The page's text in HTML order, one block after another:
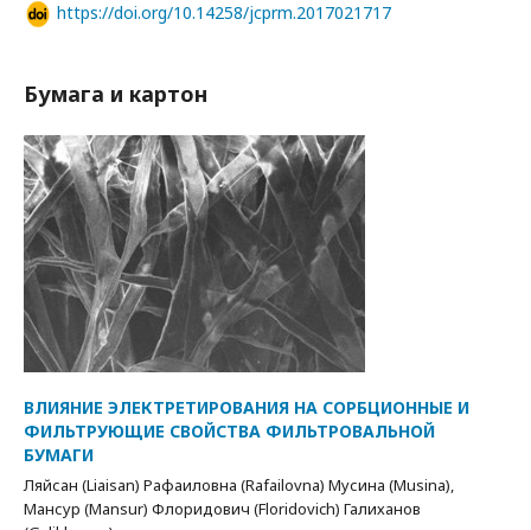
https://doi.org/10.14258/jcprm.2017021717
Бумага и картон
ВЛИЯНИЕ ЭЛЕКТРЕТИРОВАНИЯ НА СОРБЦИОННЫЕ И
ФИЛЬТРУЮЩИЕ СВОЙСТВА ФИЛЬТРОВАЛЬНОЙ
БУМАГИ
Ляйсан (Liaisan) Рафаиловна (Rafailovna) Мусина (Musina),
Мансур (Mansur) Флоридович (Floridovich) Галиханов